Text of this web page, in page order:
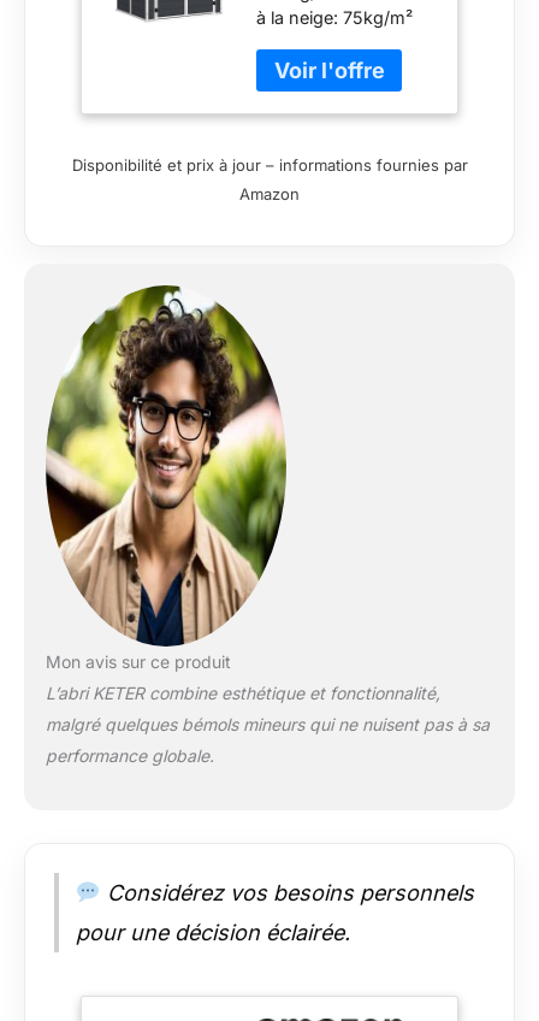
Anthracite, 185 x
152 x 226 cm
à la neige: 75kg/m²
ventilation, porte
verrouillable, 2
fenêtres fixes en
paroi: 16 mm
Disponibilité et prix à jour – informations fournies par
Amazon
Mon avis sur ce produit
L’abri KETER combine esthétique et fonctionnalité,
malgré quelques bémols mineurs qui ne nuisent pas à sa
performance globale.
Considérez vos besoins personnels
pour une décision éclairée.